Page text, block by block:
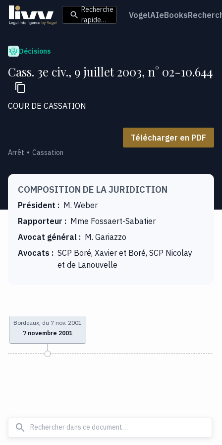
Recherche
rapide…
VogelAIeBooks
Décisions
Cass. 3e civ., 9 juillet 2003, n° 02-10.644
COUR DE CASSATION
Télécharger en PDF
Arrêt Cassation
COMPOSITION DE LA JURIDICTION
Président : M. Weber
Rapporteur : Mme Fossaert-Sabatier
Avocat général : M. Gariazzo
Avocats : SCP Boré, Xavier et Boré, SCP Nicolay
et de Lanouvelle
Bordeaux, du 7 nov. 2001
7 novembre 2001